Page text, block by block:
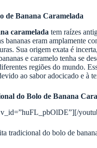
de Banana Caramelada
caramelada tem raízes
bananas eram amplamente
Sua origem exata é
e caramelo tenha se
regiões do mundo.
ao sabor adocicado e à
do Bolo de Banana
tradicional do bolo de